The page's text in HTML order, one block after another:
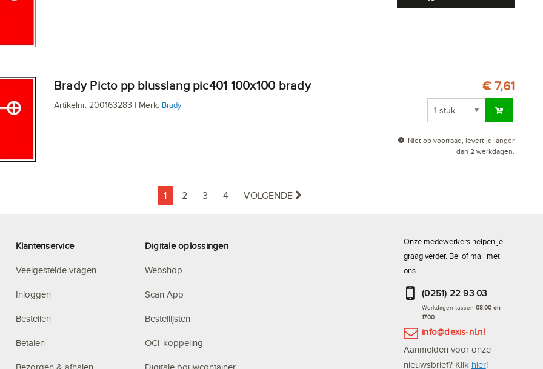
Brady Picto pp blusslang pic401 100x100 brady
Artikelnr. 200163283 | Merk: Brady
€ 7,61
Niet op voorraad, levertijd langer
dan 2 werkdagen.
1 2 3 4 VOLGENDE
Klantenservice
Veelgestelde vragen
Inloggen
Bestellen
Betalen
Digitale oplossingen
Webshop
Scan App
Bestellijsten
OCI-koppeling
Onze medewerkers helpen je
graag verder. Bel of mail met
ons.
(0251) 22 93 03
Werkdagen tussen 08.00 en
17.00
info@dexis-nl.nl
Aanmelden voor onze
nieuwsbrief? Klik hier!